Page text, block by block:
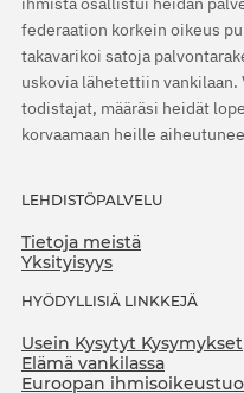
federaation korkein oikeus
takavarikoi satoja
uskovia lähetettiin vankilaan.
todistajat, määräsi heidät
korvaamaan heille
LEHDISTÖPALVELU
Tietoja meistä
Yksityisyys
HYÖDYLLISIÄ LINKKEJÄ
Usein Kysytyt Kysymykset
Elämä vankilassa
Euroopan